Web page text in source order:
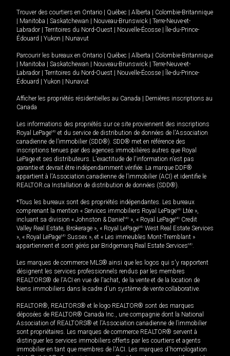
Trouver des courtiers en Ontario Québec Alberta
Colombie-Britannique
Manitoba Saskatchewan Nouveau-Brunswick
Terre-Neuve-et-
Labrador
Territoires du Nord-Ouest Nouvelle-Écosse
Île-du-Prince-
Édouard
Yukon Nunavut
Parcourir les bureaux en Ontario Québec Alberta
Colombie-Britannique
Manitoba Saskatchewan Nouveau-Brunswick
Terre-Neuve-et-
Labrador
Territoires du Nord-Ouest Nouvelle-Écosse
Île-du-Prince-
Édouard
Yukon Nunavut
Afficher les propriétés résidentielles au Canada
Dernières inscriptions au
Canada
Les informations des propriétés sur ce site proviennent des inscriptions
Royal LePageMD et du service de distribution de données de l'Association
canadienne de l’immobilier (SDD®). SDD® met en référence des
inscriptions tenues par des agences immobilières autres que Royal
LePage et ses distributeurs. L'exactitude de l'information n'est pas
garantie et devrait être indépendamment vérifiée. La marque DDF®
appartient à l'Association canadienne de l’immobilier (ACI) et identifie le
REALTOR.ca Installation de distribution de données (SDD®).
*Tous les bureaux sont des propriétés indépendantes. Les bureaux
comprenant la mention « Services immobiliers Royal LePageMD Ltée »,
incluant sa division « Johnston & Daniel MD », « Royal LePageMD Credit
Valley Real Estate, Brokerage », « Royal LePageMD West Real Estate Services
», « Royal LePageMD Sussex », et « Les immeubles Mont-Tremblant »
appartiennent et sont gérés par Bridgemarq Real Estate ServicesMD.
Les marques de commerce MLS® ainsi que les logos qui s'y rapportent
désignent les services professionnels rendus par les membres
REALTORS® de l'ACI en vue de l'achat, de la vente et de la location de
biens immobiliers dans le cadre d'un système de vente collaborative.
REALTOR®, REALTORS® et le logo REALTOR® sont des marques
déposées de REALTOR® Canada Inc., une compagnie dont la National
Association of REALTORS® et l'Association canadienne de l’immobilier
sont propriétaires. Les marques de commerce REALTOR® servent à
distinguer les services immobiliers offerts par les courtiers et agents
immobilier en tant que membres de l'ACI. Les marques d'homologation